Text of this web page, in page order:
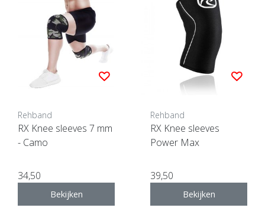
Rehband
RX Knee sleeves 7 mm
- Camo
34,50
Bekijken
Rehband
RX Knee sleeves
Power Max
39,50
Bekijken